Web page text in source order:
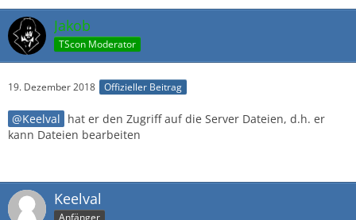
Jakob
TScon Moderator
19. Dezember 2018 Offizieller Beitrag
Keelval hat er den Zugriff auf die Server Dateien, d.h. er
kann Dateien bearbeiten
Keelval
Anfänger